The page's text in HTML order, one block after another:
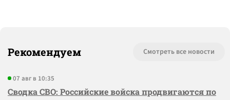
Рекомендуем Смотреть все новости
07 авг в 10:35
Сводка СВО: Российские войска продвигаются по